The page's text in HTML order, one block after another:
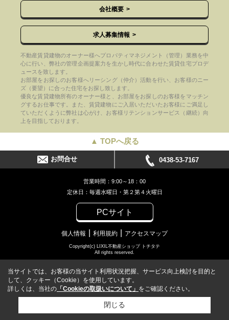
会社概要
求人募集情報
不動産賃貸建物のオーナー様へプロパティマネジメント（管理）業務を中
心に行い、弊社の管理企画提案力を生かし時代に合わせた賃貸住宅プロデ
ュースを致します。
お部屋をお探しのお客様へリーシング（仲介）活動を行い、お客様のニー
ズ（要望）に合った住宅をお探し致します。
優良な賃貸建物所有のオーナー様と、お部屋をお探しのお客様をマッチン
グするお仕事です。また、賃貸建物にご入居いただいたお客様にご満足し
ていただくように弊社は心がけ、お客様リテンションサービス（継続）向
上を目指しております。
▲ TOPへ戻る
お問合せ 0438-53-7167
営業時間：9:00～18：00
定休日：毎週水曜日・第２第４火曜日
PCサイト
個人情報 利用規約 アクセスマップ
Copyright(c) LIXIL不動産ショップ トチタテ
All rights reserved.
当サイトでは、お客様の当サイト利用状況把握、サービス向上検討を目的と
して、クッキー（Cookie）を使用しています。
詳しくは、当社の 「Cookieの取扱いについて」 をご確認ください。
閉じる